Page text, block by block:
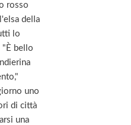
rosso
della
lo
"È bello
uno
di città
una